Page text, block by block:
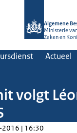
Algemene
Ministerie
Zaken en
Actueel
volgt
| 16:30